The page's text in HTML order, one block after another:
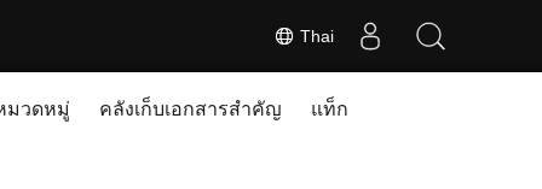
Thai
มวดหมู่ คลังเก็บเอกสารสำคัญ แท็ก